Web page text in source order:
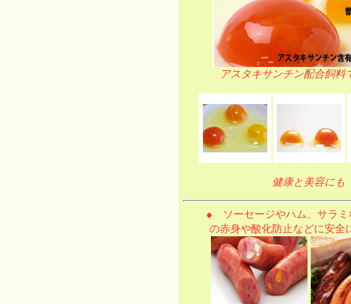
アスタキサンチン配合飼料
健康と美容にも
● ソーセージやハム、サラミ
の赤身や酸化防止などに安全